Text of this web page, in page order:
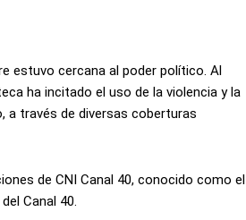
estuvo cercana al poder político. Al
ha incitado el uso de la violencia y la
a través de diversas coberturas
de CNI Canal 40, conocido como el
Canal 40.